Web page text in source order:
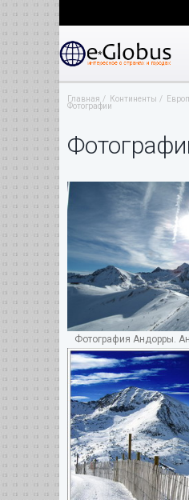
Главная Континенты
Фотографии
Фотография Андорры.